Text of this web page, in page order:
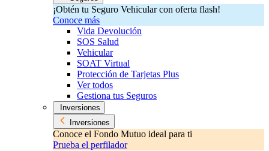
¡Obtén tu Seguro Vehicular con oferta flash!
Conoce más
Vida Devolución
SOS Salud
Vehicular
SOAT Virtual
Protección de Tarjetas Plus
Ver todos
Gestiona tus Seguros
Inversiones
Inversiones
Conoce el Fondo Mutuo ideal para ti
Prueba el perfilador